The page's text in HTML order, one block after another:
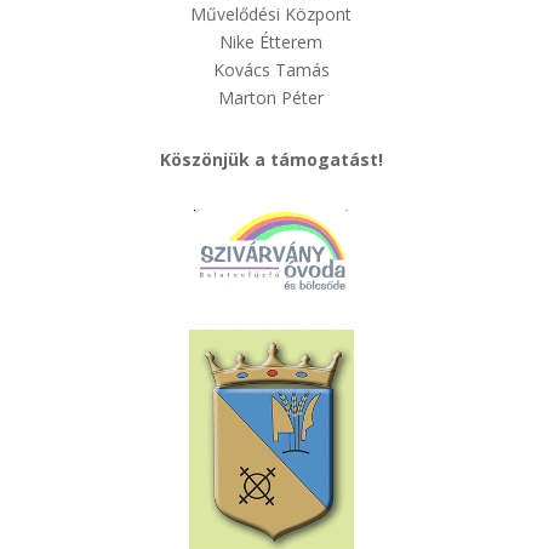
Művelődési Központ
Nike Étterem
Kovács Tamás
Marton Péter
Köszönjük a támogatást!